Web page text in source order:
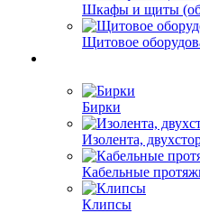
Шкафы и щиты
Щитовое
Бирки
Изолента,
Кабельные
Клипсы